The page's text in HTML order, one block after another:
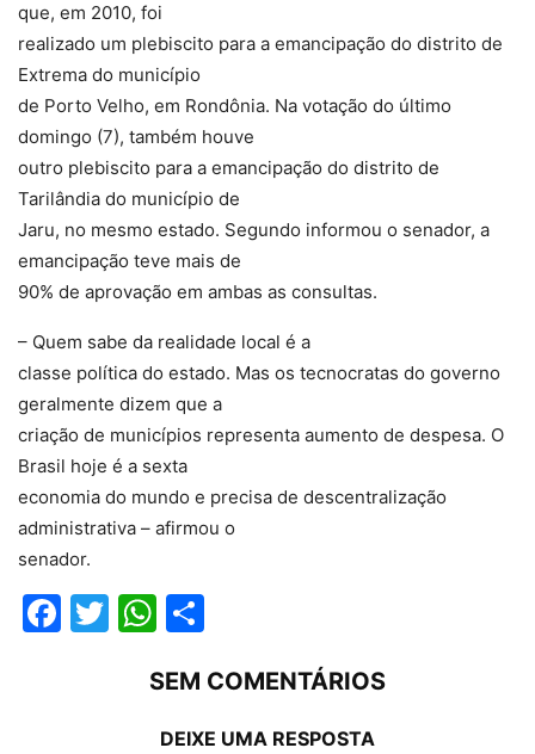
que, em 2010, foi
realizado um plebiscito para a emancipação do distrito de
Extrema do município
de Porto Velho, em Rondônia. Na votação do último
domingo (7), também houve
outro plebiscito para a emancipação do distrito de
Tarilândia do município de
Jaru, no mesmo estado. Segundo informou o senador, a
emancipação teve mais de
90% de aprovação em ambas as consultas.
– Quem sabe da realidade local é a
classe política do estado. Mas os tecnocratas do governo
geralmente dizem que a
criação de municípios representa aumento de despesa. O
Brasil hoje é a sexta
economia do mundo e precisa de descentralização
administrativa – afirmou o
senador.
Facebook
TwitterWhatsApp
SEM COMENTÁRIOS
DEIXE UMA RESPOSTA